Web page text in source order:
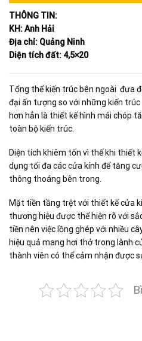
THÔNG TIN:
KH: Anh Hải
Địa chỉ: Quảng Ninh
Diện tích đất: 4,5×20
Tổng thể kiến trúc bên ngoài đưa
đại ấn tượng so với những kiến
hơn hẳn là thiết kế hình mái chóp
toàn bộ kiến trúc.
Diện tích khiêm tốn vì thế khi thiết
dụng tối đa các cửa kính để tăng
thông thoáng bên trong.
Mặt tiền tầng trệt với thiết kế cửa
thương hiệu được thể hiện rõ với
tiền nên việc lồng ghép với nhiều
hiệu quả mang hơi thở trong lành
thành viên có thể cảm nhận được